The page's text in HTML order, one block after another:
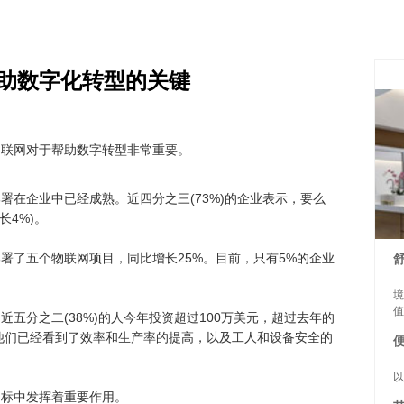
数字化转型的关键
对于帮助数字转型非常重要。
企业中已经成熟。近四分之三(73%)的企业表示，要么
4%)。
五个物联网项目，同比增长25%。目前，只有5%的企业
分之二(38%)的人今年投资超过100万美元，超过去年的
已经看到了效率和生产率的提高，以及工人和设备安全的
发挥着重要作用。